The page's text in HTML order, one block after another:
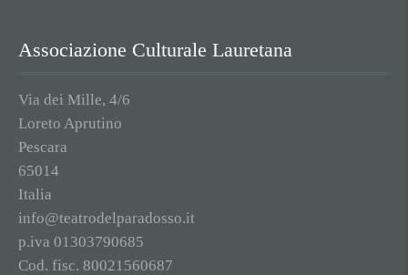
Associazione Culturale Lauretana
Via dei Mille, 4/6
Loreto Aprutino
Pescara
65014
Italia
info@teatrodelparadosso.it
p.iva 01303790685
Cod. fisc. 80021560687